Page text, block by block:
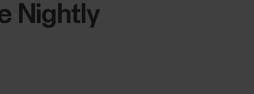
Nightly